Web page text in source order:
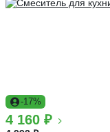
-17%
4 160 ₽